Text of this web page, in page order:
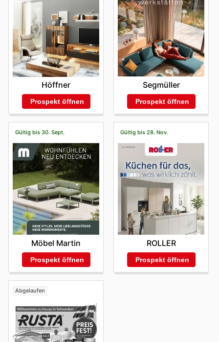
Höffner
Prospekt öffnen
Segmüller
Prospekt öffnen
Gültig bis 30. Sept.
Möbel Martin
Prospekt öffnen
Gültig bis 28. Nov.
ROLLER
Prospekt öffnen
Abgelaufen